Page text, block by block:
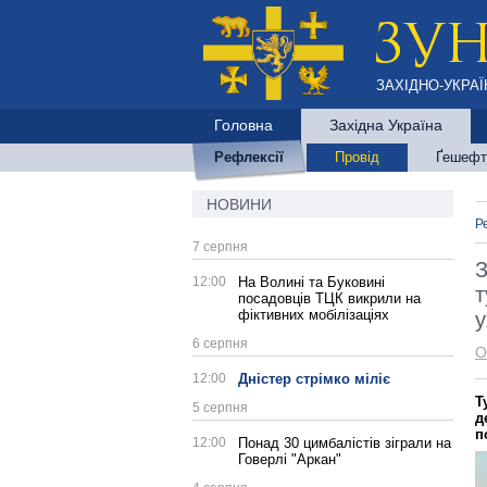
ЗАХІДНО-
Головна Західна Україна
Рефлексії Провід Ґешефт
НОВИНИ
7 серпня
12:00
На Волині та Буковині
посадовців ТЦК викрили на
фіктивних мобілізаціях
6 серпня
12:00 Дністер стрімко міліє
5 серпня
12:00
Понад 30 цимбалістів зіграли на
Говерлі "Аркан"